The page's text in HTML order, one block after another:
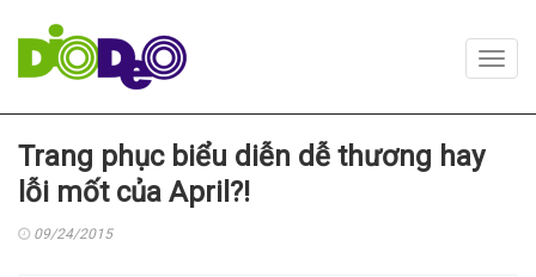
Trang phục biểu diễn dễ thương hay
lỗi mốt của April?!
09/24/2015